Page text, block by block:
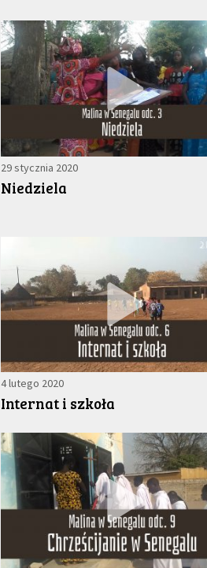
29 stycznia 2020
Niedziela
4 lutego 2020
Internat i szkoła